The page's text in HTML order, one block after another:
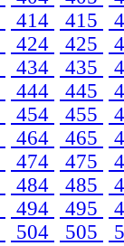
414 415
424 425
434 435
444 445
454 455
464 465
474 475
484 485
494 495
504 505